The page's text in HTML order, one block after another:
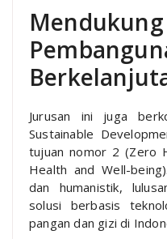
Jurusan ini juga
Sustainable
tujuan nomor 2 (Zero
Health and Well-
dan humanistik,
solusi berbasis
pangan dan gizi di